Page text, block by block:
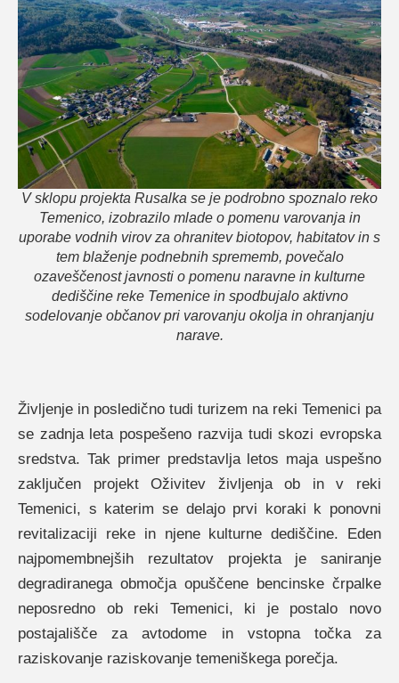
V sklopu projekta Rusalka se je podrobno spoznalo reko
Temenico, izobrazilo mlade o pomenu varovanja in
uporabe vodnih virov za ohranitev biotopov, habitatov in s
tem blaženje podnebnih sprememb, povečalo
ozaveščenost javnosti o pomenu naravne in kulturne
dediščine reke Temenice in spodbujalo aktivno
sodelovanje občanov pri varovanju okolja in ohranjanju
narave.
Življenje in posledično tudi turizem na reki Temenici pa
se zadnja leta pospešeno razvija tudi skozi evropska
sredstva. Tak primer predstavlja letos maja uspešno
zaključen projekt Oživitev življenja ob in v reki
Temenici, s katerim se delajo prvi koraki k ponovni
revitalizaciji reke in njene kulturne dediščine. Eden
najpomembnejših rezultatov projekta je saniranje
degradiranega območja opuščene bencinske črpalke
neposredno ob reki Temenici, ki je postalo novo
postajališče za avtodome in vstopna točka za
raziskovanje raziskovanje temeniškega porečja.